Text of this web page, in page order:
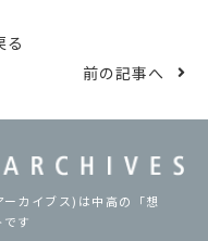
る
前の記事へ
カイブス)は中高の「想
す